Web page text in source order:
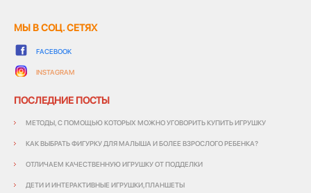
МЫ В СОЦ. СЕТЯХ
FACEBOOK
INSTAGRAM
ПОСЛЕДНИЕ ПОСТЫ
МЕТОДЫ, С ПОМОЩЬЮ КОТОРЫХ МОЖНО УГОВОРИТЬ КУПИТЬ ИГРУШКУ
КАК ВЫБРАТЬ ФИГУРКУ ДЛЯ МАЛЫША И БОЛЕЕ ВЗРОСЛОГО РЕБЕНКА?
ОТЛИЧАЕМ КАЧЕСТВЕННУЮ ИГРУШКУ ОТ ПОДДЕЛКИ
ДЕТИ И ИНТЕРАКТИВНЫЕ ИГРУШКИ,ПЛАНШЕТЫ